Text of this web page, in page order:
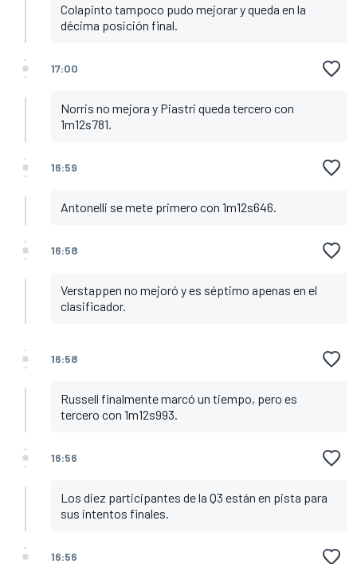
Colapinto tampoco pudo mejorar y queda en la
décima posición final.
17:00
Norris no mejora y Piastri queda tercero con
1m12s781.
16:59
Antonelli se mete primero con 1m12s646.
16:58
Verstappen no mejoró y es séptimo apenas en el
clasificador.
16:58
Russell finalmente marcó un tiempo, pero es
tercero con 1m12s993.
16:56
Los diez participantes de la Q3 están en pista para
sus intentos finales.
16:56